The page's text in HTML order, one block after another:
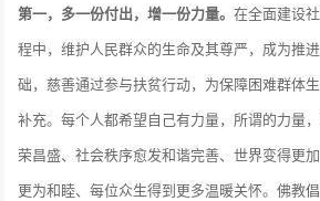
第一，多一份付出，增一份力量。在全面建设
程中，维护人民群众的生命及其尊严，成为推
础，慈善通过参与扶贫行动，为保障困难群体
补充。每个人都希望自己有力量，所谓的力量
荣昌盛、社会秩序愈发和谐完善、世界变得更
更为和睦、每位众生得到更多温暖关怀。佛教